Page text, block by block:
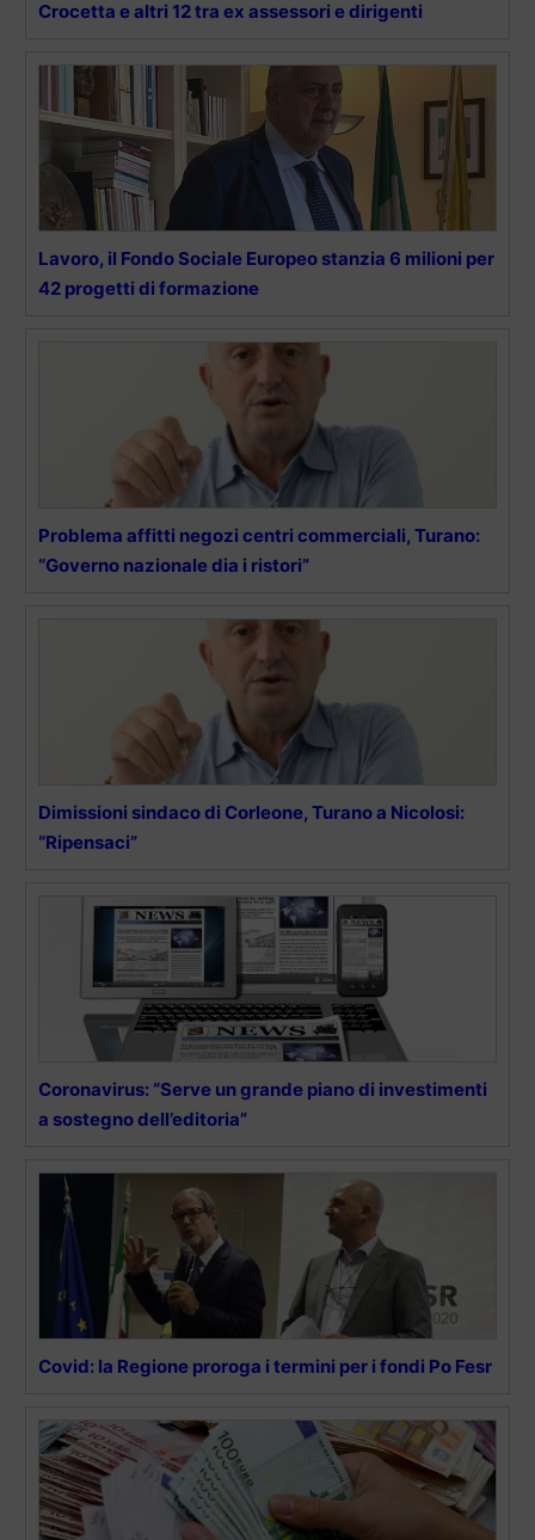
Crocetta e altri 12 tra ex assessori e dirigenti
Lavoro, il Fondo Sociale Europeo stanzia 6 milioni per
42 progetti di formazione
Problema affitti negozi centri commerciali, Turano:
“Governo nazionale dia i ristori”
Dimissioni sindaco di Corleone, Turano a Nicolosi:
“Ripensaci”
Coronavirus: “Serve un grande piano di investimenti
a sostegno dell’editoria”
Covid: la Regione proroga i termini per i fondi Po Fesr